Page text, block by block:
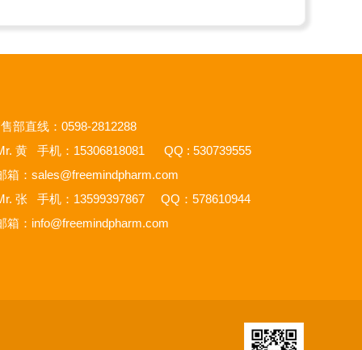
部直线：0598-2812288
黄 手机：15306818081 QQ : 530739555
： sales@freemindpharm.com
张 手机：13599397867 QQ：578610944
： info@freemindpharm.com